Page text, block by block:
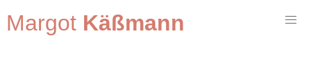
Margot Käßmann